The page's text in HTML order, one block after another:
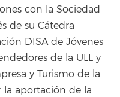
con la Sociedad
de su Cátedra
DISA de Jóvenes
de la ULL y
y Turismo de la
la aportación de la